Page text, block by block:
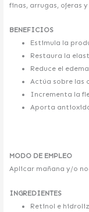
finas, arrugas, ojeras
BENEFICIOS
Estimula la
Restaura la
Reduce el edema
Actúa sobre las
Incrementa la
Aporta
MODO DE EMPLEO
Aplicar mañana y/o
INGREDIENTES
Retinol e